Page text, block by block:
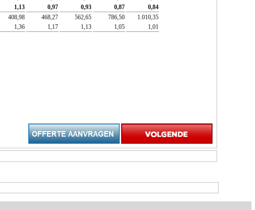
1,13 0,97 0,93 0,87
0,84
408,98 468,27 562,65 786,50
1.010,35
1,36 1,17 1,13 1,05 1,01